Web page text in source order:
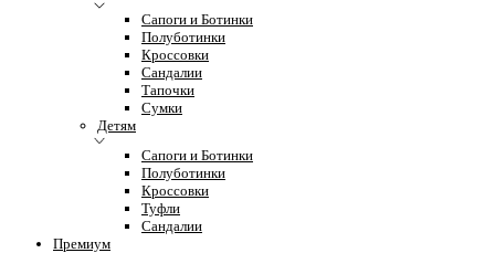
Сапоги и Ботинки
Полуботинки
Кроссовки
Сандалии
Тапочки
Сумки
Детям
Сапоги и Ботинки
Полуботинки
Кроссовки
Туфли
Сандалии
Премиум